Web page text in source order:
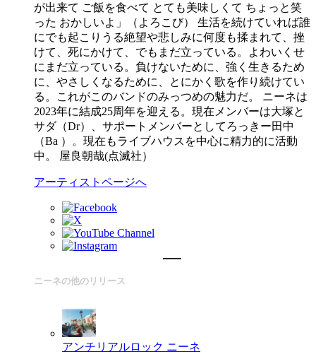
が出来て ご飯を食べて とても美味しくて ちょっと笑
った おかしいよ」（よろこび） 生活を続けていれば誰
にでも起こりうる絶望や悲しみに何度も揉まれて、挫
けて、死にかけて、でもまだ立っている。よわいくせ
にまだ立っている。負けないために、強く生きるため
に、やさしくなるために、とにかく歌を作り続けてい
る。これがこのバンドのみっつめの魅力だ。 ニーネは
2023年に結成25周年を迎える。現在メンバーは大塚と
サダ（Dr）、サポートメンバーとしてろっきー田中
（Ba ）。現在もライブハウスを中心に精力的に活動
中。 屋良朝哉(点滅社）
アーティストページへ
ニーネの他のリリース
アンチリアルロック ニーネ